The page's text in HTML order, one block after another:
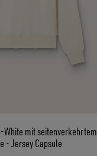
mit seitenverkehrtem
- Jersey Capsule